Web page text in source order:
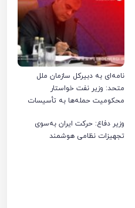
نامه‌ای به دبیرکل سازمان ملل
متحد: وزیر نفت خواستار
محکومیت حمله‌ها به تأسیسات
وزیر دفاع: حرکت ایران به‌سوی
تجهیزات نظامی هوشمند